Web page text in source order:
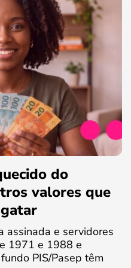
do
valores que
assinada e servidores
1971 e 1988 e
PIS/Pasep têm